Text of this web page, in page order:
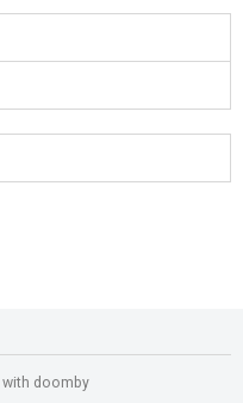
with doomby